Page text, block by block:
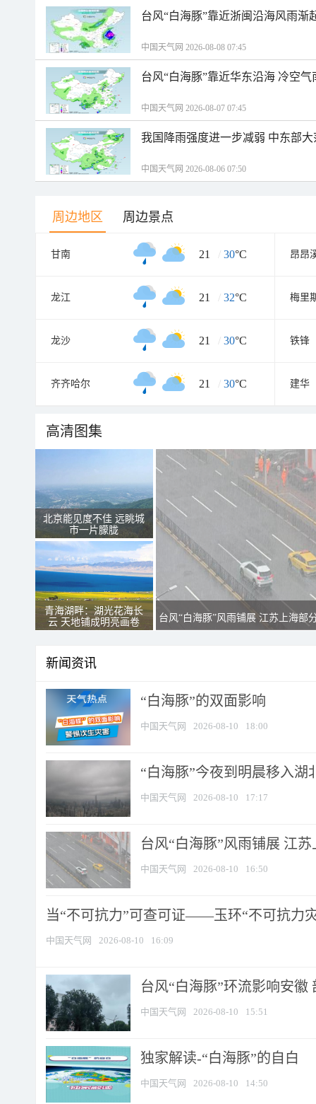
台风“白海豚”靠近浙闽沿海风雨渐
中国天气网 2026-08-08 07:45
台风“白海豚”靠近华东沿海 冷空
中国天气网 2026-08-07 07:45
我国降雨强度进一步减弱 中东部
中国天气网 2026-08-06 07:50
周边地区 周边景点
甘南 21 / 30°C 昂昂
龙江 21 / 32°C 梅里
龙沙 21 / 30°C 铁锋
齐齐哈尔 21 / 30°C 建华
高清图集
北京能见度不佳 远眺城
市一片朦胧
青海湖畔：湖光花海长
云 天地铺成明亮画卷
台风“白海豚”风雨铺展 江苏上海部
新闻资讯
​“白海豚”的双面影响
中国天气网 2026-08-10 18:00
“白海豚”今夜到明晨移入湖
中国天气网 2026-08-10 17:17
台风“白海豚”风雨铺展 江
中国天气网 2026-08-10 16:50
当“不可抗力”可查可证——玉环“不可抗力
中国天气网 2026-08-10 16:09
台风“白海豚”环流影响安
中国天气网 2026-08-10 15:51
​独家解读-“白海豚”的自白
中国天气网 2026-08-10 14:50